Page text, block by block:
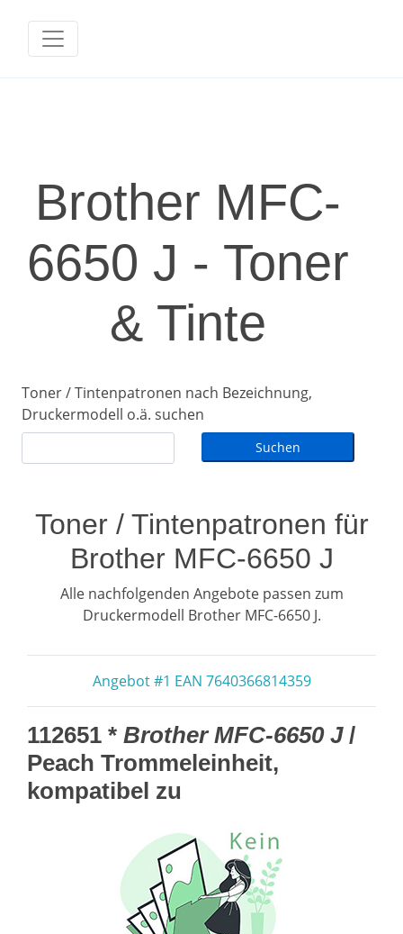
Brother MFC-
6650 J - Toner
& Tinte
Toner / Tintenpatronen nach Bezeichnung,
Druckermodell o.ä. suchen
Toner / Tintenpatronen für
Brother MFC-6650 J
Alle nachfolgenden Angebote passen zum
Druckermodell Brother MFC-6650 J.
Angebot #1 EAN 7640366814359
112651 * Brother MFC-6650 J/
Peach Trommeleinheit,
kompatibel zu